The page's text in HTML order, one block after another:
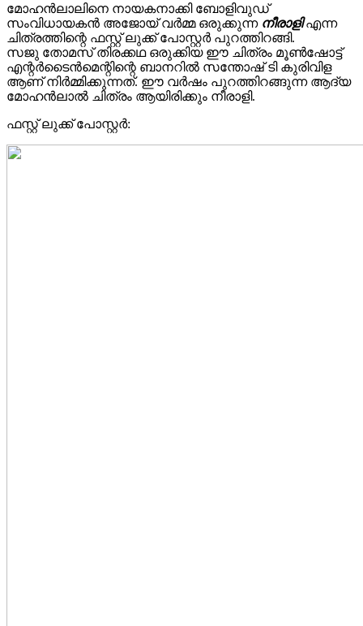
മോഹൻലാലിനെ നായകനാക്കി ബോളിവുഡ്
സംവിധായകൻ അജോയ് വർമ്മ ഒരുക്കുന്ന നീരാളിഎന്ന
ചിത്രത്തിന്റെ ഫസ്റ്റ് ലുക്ക് പോസ്റ്റർ പുറത്തിറങ്ങി.
സജു തോമസ് തിരക്കഥ ഒരുക്കിയ ഈ ചിത്രം മൂൺഷോട്ട്
എന്റർടൈൻമെന്റിന്റെ ബാനറിൽ സന്തോഷ് ടി കുരിവിള
ആണ് നിർമ്മിക്കുന്നത്. ഈ വർഷം പുറത്തിറങ്ങുന്ന ആദ്യ
മോഹൻലാൽ ചിത്രം ആയിരിക്കും നീരാളി.
ഫസ്റ്റ് ലുക്ക് പോസ്റ്റർ: